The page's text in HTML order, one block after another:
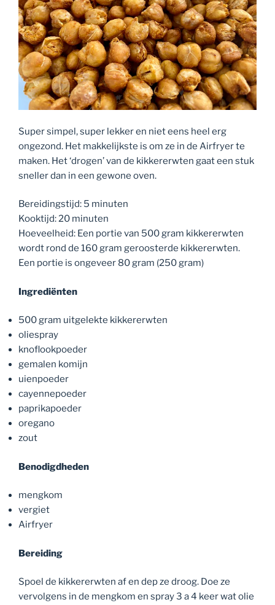
Super simpel, super lekker en niet eens heel erg
ongezond. Het makkelijkste is om ze in de Airfryer te
maken. Het ‘drogen’ van de kikkererwten gaat een stuk
sneller dan in een gewone oven.
Bereidingstijd: 5 minuten
Kooktijd: 20 minuten
Hoeveelheid: Een portie van 500 gram kikkererwten
wordt rond de 160 gram geroosterde kikkererwten.
Een portie is ongeveer 80 gram (250 gram)
Ingrediënten
500 gram uitgelekte kikkererwten
oliespray
knoflookpoeder
gemalen komijn
uienpoeder
cayennepoeder
paprikapoeder
oregano
zout
Benodigdheden
mengkom
vergiet
Airfryer
Bereiding
Spoel de kikkererwten af en dep ze droog. Doe ze
vervolgens in de mengkom en spray 3 a 4 keer wat olie